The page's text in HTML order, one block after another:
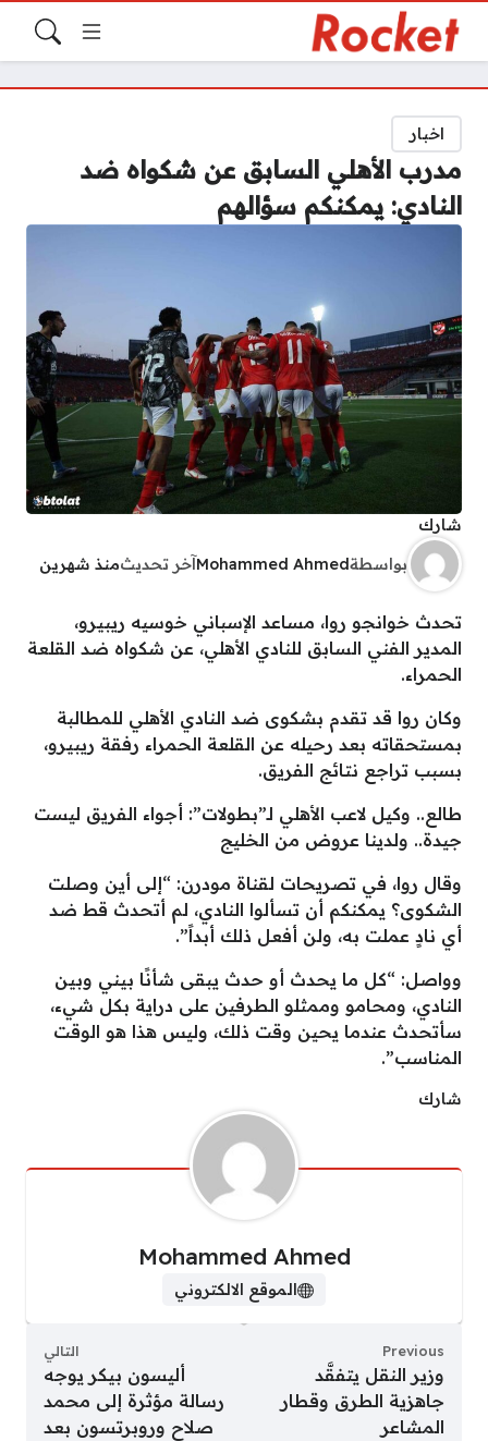
اخبار
مدرب الأهلي السابق عن شكواه ضد
النادي: يمكنكم سؤالهم
شارك
بواسطةMohammed Ahmedآخر تحديثمنذ شهرين
تحدث خوانجو روا، مساعد الإسباني خوسيه ريبيرو،
المدير الفني السابق للنادي الأهلي، عن شكواه ضد القلعة
الحمراء.
وكان روا قد تقدم بشكوى ضد النادي الأهلي للمطالبة
بمستحقاته بعد رحيله عن القلعة الحمراء رفقة ريبيرو،
بسبب تراجع نتائج الفريق.
طالع.. وكيل لاعب الأهلي لـ”بطولات”: أجواء الفريق ليست
جيدة.. ولدينا عروض من الخليج
وقال روا، في تصريحات لقناة مودرن: “إلى أين وصلت
الشكوى؟ يمكنكم أن تسألوا النادي، لم أتحدث قط ضد
أي نادٍ عملت به، ولن أفعل ذلك أبداً”.
وواصل: “كل ما يحدث أو حدث يبقى شأنًا بيني وبين
النادي، ومحامو وممثلو الطرفين على دراية بكل شيء،
سأتحدث عندما يحين وقت ذلك، وليس هذا هو الوقت
المناسب”.
شارك
Mohammed Ahmed
الموقع الالكتروني
Previous
وزير النقل يتفقَّد
جاهزية الطرق وقطار
المشاعر
التالي
أليسون بيكر يوجه
رسالة مؤثرة إلى محمد
صلاح وروبرتسون بعد